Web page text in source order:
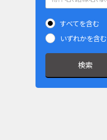
すべてを含む
いずれかを含む
検索